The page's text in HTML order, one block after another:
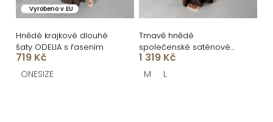
Vyrobeno v EU
Hnědé krajkové dlouhé
šaty ODELIA s řasením
719 Kč
ONESIZE
Tmavě hnědé
společenské saténové
dlouhé šaty ZUNDARA
1 319 Kč
M L